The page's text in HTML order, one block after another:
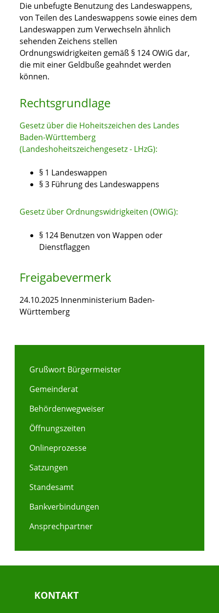
Die unbefugte Benutzung des Landeswappens,
von Teilen des Landeswappens sowie eines dem
Landeswappen zum Verwechseln ähnlich
sehenden Zeichens stellen
Ordnungswidrigkeiten gemäß § 124 OWiG dar,
die mit einer Geldbuße geahndet werden
können.
Rechtsgrundlage
Gesetz über die Hoheitszeichen des Landes
Baden-Württemberg
(Landeshoheitszeichengesetz - LHzG):
§ 1 Landeswappen
§ 3 Führung des Landeswappens
Gesetz über Ordnungswidrigkeiten (OWiG):
§ 124 Benutzen von Wappen oder
Dienstflaggen
Freigabevermerk
24.10.2025 Innenministerium Baden-
Württemberg
Grußwort Bürgermeister
Gemeinderat
Behördenwegweiser
Öffnungszeiten
Onlineprozesse
Satzungen
Standesamt
Bankverbindungen
Ansprechpartner
KONTAKT